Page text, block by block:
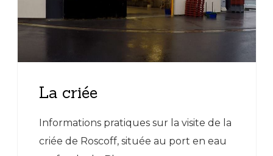
La criée
Informations pratiques sur la visite de la
criée de Roscoff, située au port en eau